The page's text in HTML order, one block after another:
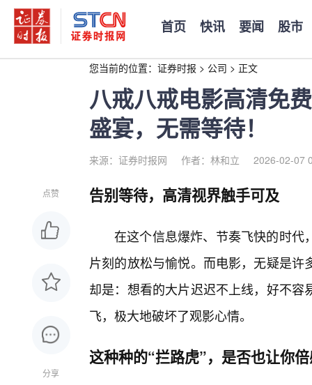
首页 快讯 要闻 股市
您当前的位置： 证券时报 > 公司 > 正文
八戒八戒电影高清免
盛宴，无需等待！
来源：证券时报网 作者：林和立 2026-02-07
点赞
分享
告别等待，高清视界触手可及
在这个信息爆炸、节奏飞快的时代
片刻的放松与愉悦。而电影，无疑是
却是：想看的大片迟迟不上线，好不
飞，极大地破坏了观影心情。
这种种的“拦路虎”，是否也让你